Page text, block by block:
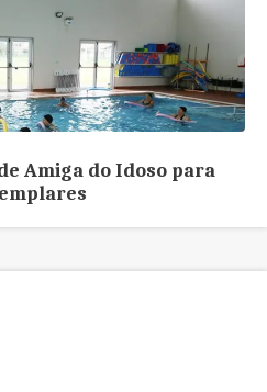
Amiga do Idoso para